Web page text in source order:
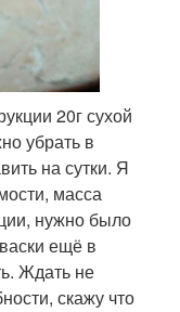
20г сухой
убрать в
на сутки. Я
масса
нужно было
ещё в
Ждать не
скажу что